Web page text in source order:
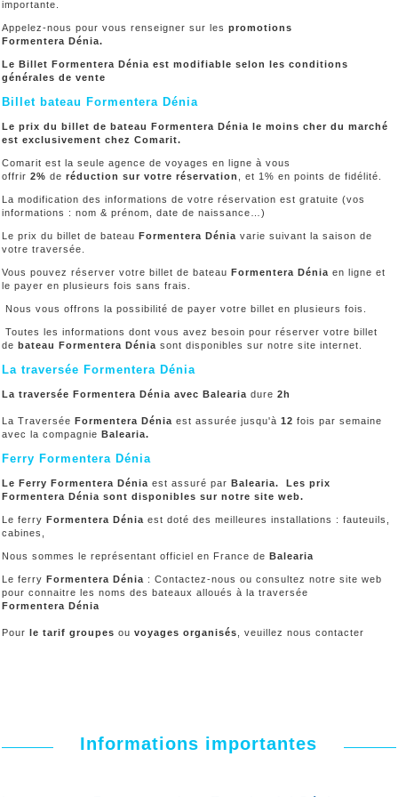
importante.
Appelez-nous pour vous renseigner sur les promotions
Formentera Dénia.
Le Billet Formentera Dénia est modifiable selon les conditions
générales de vente
Billet bateau Formentera Dénia
Le prix du billet de bateau Formentera Dénia le moins cher du marché
est exclusivement chez Comarit.
Comarit est la seule agence de voyages en ligne à vous
offrir 2% de réduction sur votre réservation , et 1% en points de fidélité.
La modification des informations de votre réservation est gratuite (vos
informations : nom & prénom, date de naissance…)
Le prix du billet de bateau Formentera Dénia varie suivant la saison de
votre traversée.
Vous pouvez réserver votre billet de bateau Formentera Dénia en ligne et
le payer en plusieurs fois sans frais.
Nous vous offrons la possibilité de payer votre billet en plusieurs fois.
Toutes les informations dont vous avez besoin pour réserver votre billet
de bateau Formentera Dénia sont disponibles sur notre site internet.
La traversée Formentera Dénia
La traversée Formentera Dénia avec Balearia dure 2h
La Traversée Formentera Dénia est assurée jusqu'à 12 fois par semaine
avec la compagnie Balearia.
Ferry Formentera Dénia
Le Ferry Formentera Dénia est assuré par Balearia. Les prix
Formentera Dénia sont disponibles sur notre site web.
Le ferry Formentera Dénia est doté des meilleures installations : fauteuils,
cabines,
Nous sommes le représentant officiel en France de Balearia
Le ferry Formentera Dénia : Contactez-nous ou consultez notre site web
pour connaitre les noms des bateaux alloués à la traversée
Formentera Dénia
Pour le tarif groupes ou voyages organisés , veuillez nous contacter
Informations importantes